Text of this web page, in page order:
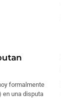
formalmente
en una disputa